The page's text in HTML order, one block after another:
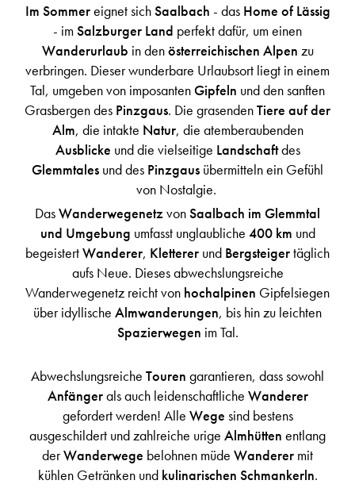
Im Sommereignet sichSaalbach - das Home of Lässig
- imSalzburger Land perfekt dafür, um einen
Wanderurlaub in denösterreichischen Alpen zu
verbringen. Dieser wunderbare Urlaubsort liegt in einem
Tal, umgeben von imposantenGipfeln und den sanften
Grasbergen des Pinzgaus. Die grasendenTiere auf der
Alm, die intakte Natur, die atemberaubenden
Ausblicke und die vielseitige Landschaftdes
Glemmtales und des Pinzgaus übermitteln ein Gefühl
von Nostalgie.
DasWanderwegenetzvonSaalbach im Glemmtal
und Umgebung umfasst unglaubliche 400 km und
begeistertWanderer, Kletterer und Bergsteigertäglich
aufs Neue. Dieses abwechslungsreiche
Wanderwegenetz reicht von hochalpinen Gipfelsiegen
über idyllische Almwanderungen, bis hin zu leichten
Spazierwegen im Tal.
Abwechslungsreiche Touren garantieren, dass sowohl
Anfängerals auch leidenschaftliche Wanderer
gefordert werden! Alle Wege sind bestens
ausgeschildert und zahlreiche urige Almhütten entlang
derWanderwege belohnen müde Wanderer mit
kühlen Getränken und kulinarischen Schmankerln.